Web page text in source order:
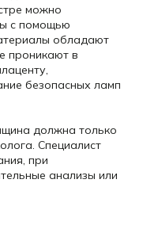
можно
с помощью
обладают
проникают в
безопасных ламп
должна только
Специалист
при
анализы или